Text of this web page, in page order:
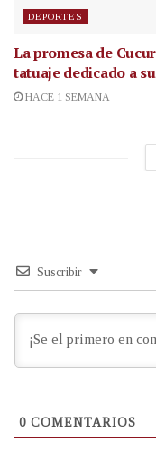
DEPORTES
La promesa de
tatuaje dedicado a
HACE 1 SEMANA
Suscribir
0 COMENTARIOS